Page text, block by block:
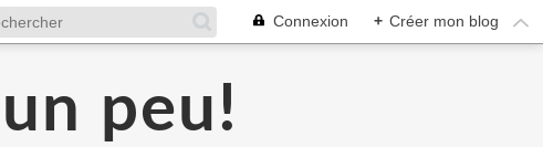
Connexion + Créer mon blog
peu!